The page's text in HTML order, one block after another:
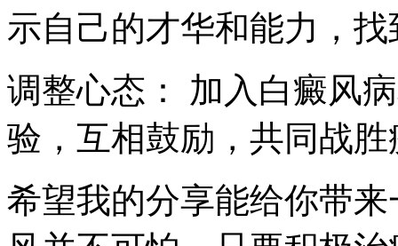
示自己的才华和能力，
调整心态： 加入白癜风
验，互相鼓励，共同战胜
希望我的分享能给你带